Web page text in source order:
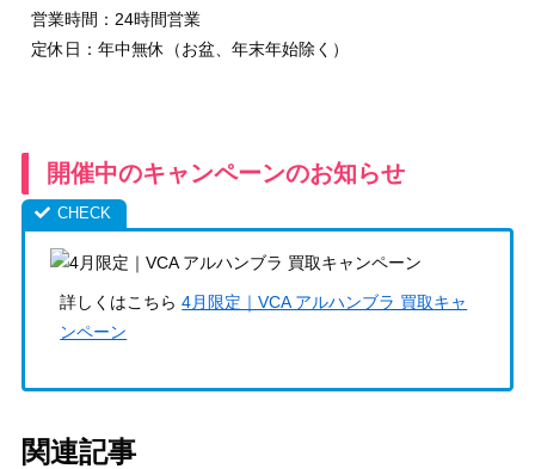
営業時間：24時間営業
定休日：年中無休（お盆、年末年始除く）
開催中のキャンペーンのお知らせ
詳しくはこちら4月限定｜VCA アルハンブラ 買取キャ
ンペーン
関連記事